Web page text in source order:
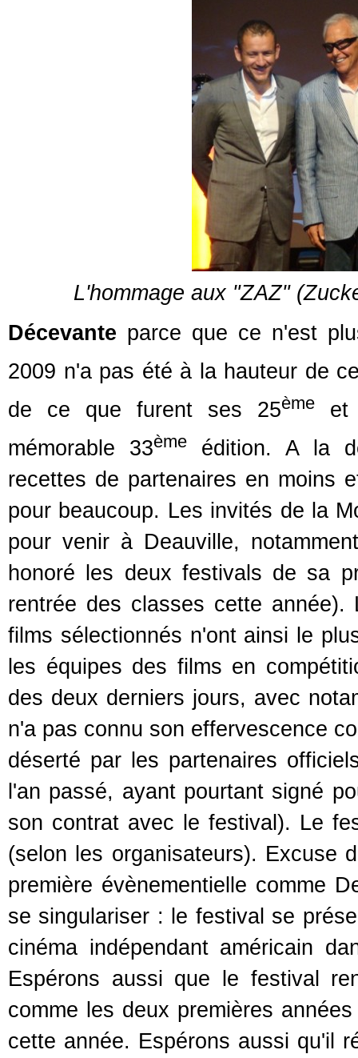
L'hommage aux "ZAZ"
Décevante parce que ce n'est
2009 n'a pas été à la hauteur de
de ce que furent ses 25ème et
mémorable 33ème édition. A la
recettes de partenaires en moins
pour beaucoup. Les invités de la
pour venir à Deauville,
honoré les deux festivals de sa
rentrée des classes cette
films sélectionnés n'ont ainsi le
les équipes des films en
des deux derniers jours, avec
n'a pas connu son effervescence
déserté par les partenaires
l'an passé, ayant pourtant signé
son contrat avec le festival). Le
(selon les organisateurs). Excuse
première évènementielle comme
se singulariser : le festival se
cinéma indépendant américain
Espérons aussi que le festival
comme les deux premières
cette année. Espérons aussi qu'il